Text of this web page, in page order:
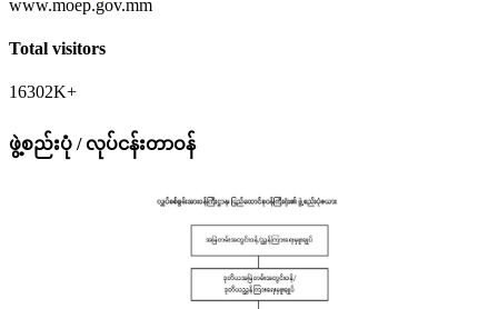
www.moep.gov.mm
Total visitors
16302K+
ဖွဲ့စည်းပုံ / လုပ်ငန်းတာဝန်